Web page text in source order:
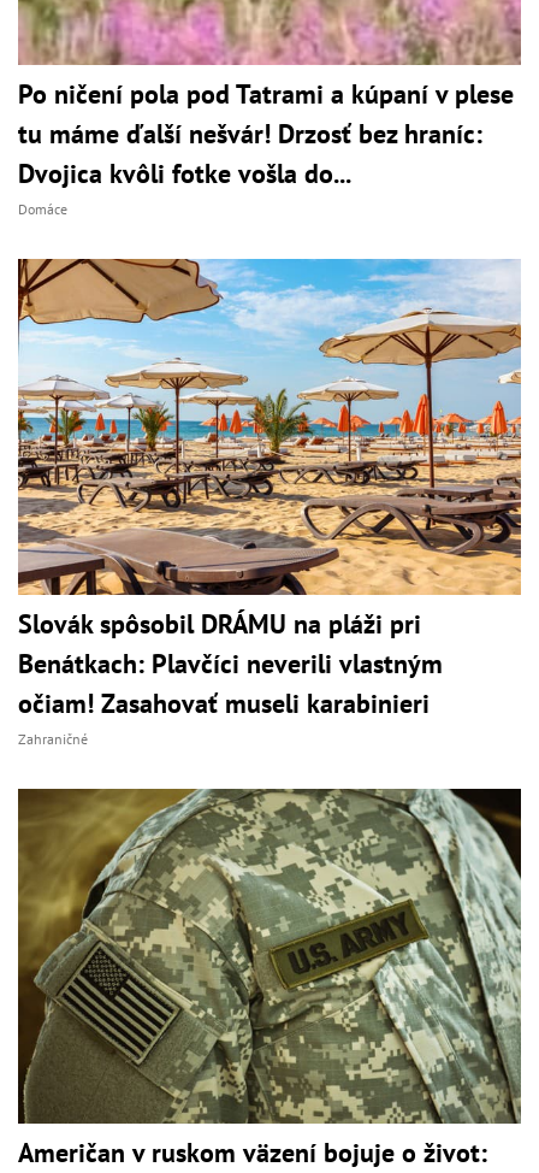
Po ničení pola pod Tatrami a kúpaní v plese
tu máme ďalší nešvár! Drzosť bez hraníc:
Dvojica kvôli fotke vošla do...
Domáce
Slovák spôsobil DRÁMU na pláži pri
Benátkach: Plavčíci neverili vlastným
očiam! Zasahovať museli karabinieri
Zahraničné
Američan v ruskom väzení bojuje o život: